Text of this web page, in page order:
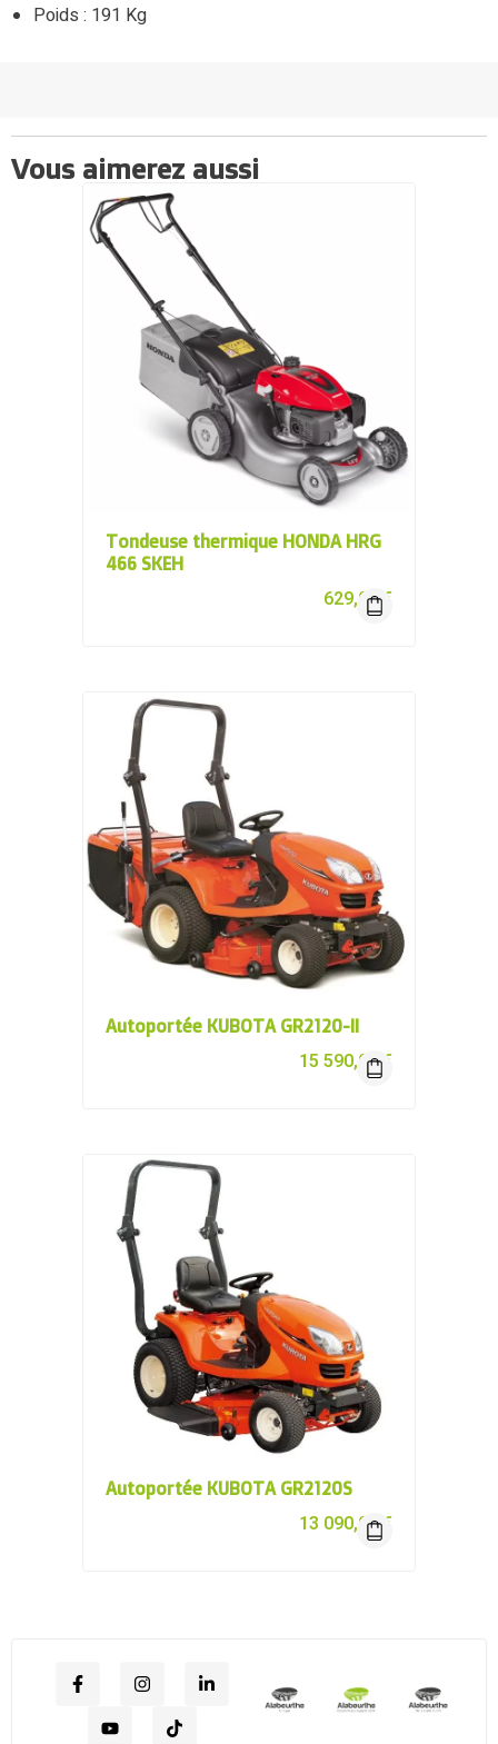
Poids : 191 Kg
Vous aimerez aussi
Tondeuse thermique HONDA HRG
466 SKEH
629,00€
Autoportée KUBOTA GR2120-II
15 590,00€
Autoportée KUBOTA GR2120S
13 090,00€